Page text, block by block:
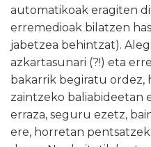
automatikoak eragiten
erremedioak bilatzen
jabetzea behintzat).
azkartasunari (?!) eta
bakarrik begiratu ordez,
zaintzeko baliabideetan
erraza, seguru ezetz,
ere, horretan